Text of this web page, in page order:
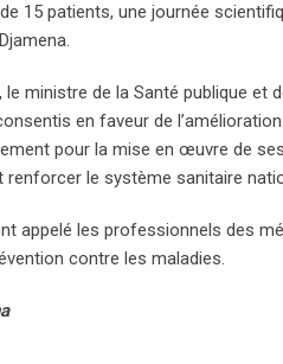
15 patients, une journée
ministre de la Santé publique et
en faveur de
pour la mise en œuvre de
renforcer le système sanitaire
appelé les professionnels des
contre les maladies.